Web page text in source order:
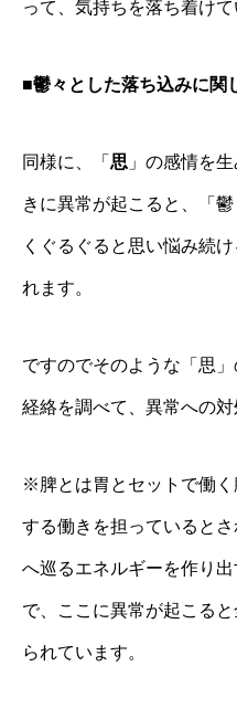
って、気持ちを落ち着けて
■鬱々とした落ち込みに関
同様に、「 思 」の感情を
きに異常が起こると、「
くぐるぐると思い悩み続
れます。
ですのでそのような「思
経絡を調べて、異常への対
※脾とは胃とセットで働
する働きを担っていると
へ巡るエネルギーを作り
で、ここに異常が起こる
られています。